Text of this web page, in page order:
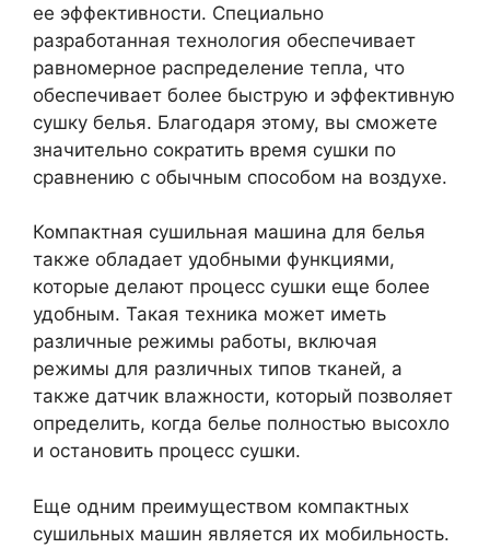
ее эффективности. Специально
разработанная технология обеспечивает
равномерное распределение тепла, что
обеспечивает более быструю и эффективную
сушку белья. Благодаря этому, вы сможете
значительно сократить время сушки по
сравнению с обычным способом на воздухе.
Компактная сушильная машина для белья
также обладает удобными функциями,
которые делают процесс сушки еще более
удобным. Такая техника может иметь
различные режимы работы, включая
режимы для различных типов тканей, а
также датчик влажности, который позволяет
определить, когда белье полностью высохло
и остановить процесс сушки.
Еще одним преимуществом компактных
сушильных машин является их мобильность.